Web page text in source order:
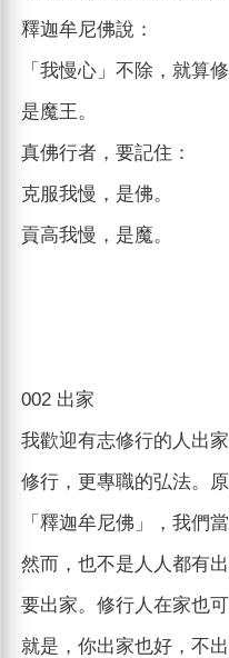
釋迦牟尼佛說：
「我慢心」不除，就算
是魔王。
真佛行者，要記住：
克服我慢，是佛。
貢高我慢，是魔。
002 出家
我歡迎有志修行的人出
修行，更專職的弘法。
「釋迦牟尼佛」，我們
然而，也不是人人都有
要出家。修行人在家也
就是，你出家也好，不出